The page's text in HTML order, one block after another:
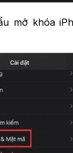
mở khóa